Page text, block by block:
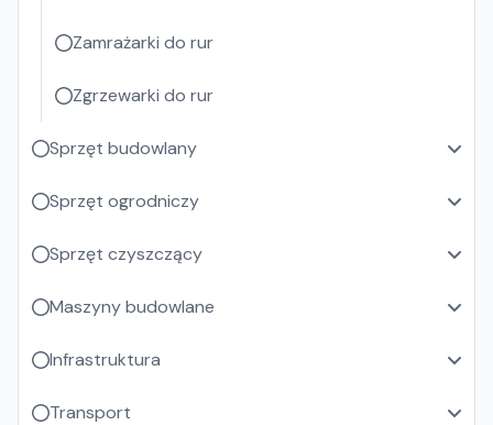
Zamrażarki do rur
Zgrzewarki do rur
Sprzęt budowlany
Sprzęt ogrodniczy
Sprzęt czyszczący
Maszyny budowlane
Infrastruktura
Transport